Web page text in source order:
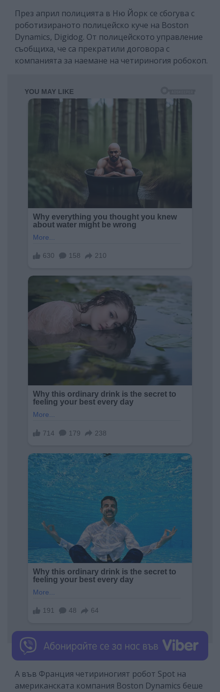
През април полицията в Ню Йорк се сбогува с
роботизираното полицейско куче на Boston
Dynamics, Digidog. От полицейското управление
съобщиха, че са прекратили договора с
компанията за наемане на четириногия робокоп.
А във Франция четириногият робот Spot на
американската компания Boston Dynamics беше